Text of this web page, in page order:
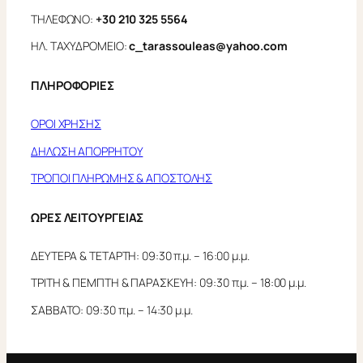
ΤΗΛΕΦΩΝΟ: +30 210 325 5564
ΗΛ. ΤΑΧΥΔΡΟΜΕΙΟ:c_tarassouleas@yahoo.com
ΠΛΗΡΟΦΟΡΙΕΣ
ΟΡΟΙ ΧΡΗΣΗΣ
ΔΗΛΩΣΗ ΑΠΟΡΡΗΤΟΥ
ΤΡΟΠΟΙ ΠΛΗΡΩΜΗΣ & ΑΠΟΣΤΟΛΗΣ
ΩΡΕΣ ΛΕΙΤΟΥΡΓΕΙΑΣ
ΔΕΥΤΕΡΑ & ΤΕΤΑΡΤΗ: 09:30 π.μ. – 16:00 μ.μ.
ΤΡΙΤΗ & ΠΕΜΠΤΗ & ΠΑΡΑΣΚΕΥΗ: 09:30 π.μ. – 18:00 μ.μ.
ΣΑΒΒΑΤΟ: 09:30 π.μ. – 14:30 μ.μ.